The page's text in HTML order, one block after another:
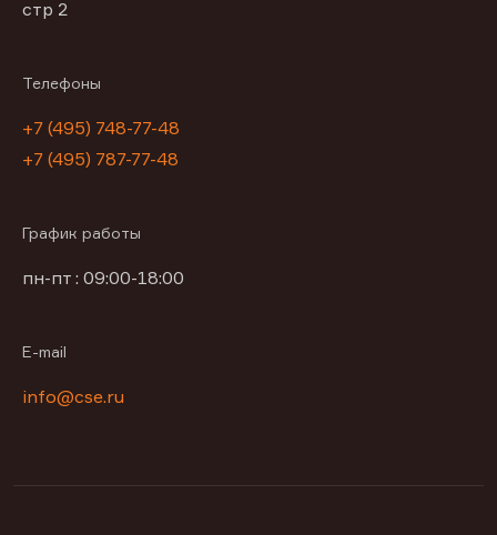
стр 2
Телефоны
+7 (495) 748-77-48
+7 (495) 787-77-48
График работы
пн-пт : 09:00-18:00
E-mail
info@cse.ru